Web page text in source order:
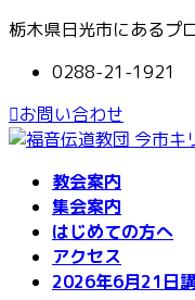
コ
ン
ツ
ナ
ー
シ
栃木県日光市にあるプ
0288-21-1921
お問い合わせ
教会案内
集会案内
はじめての方へ
アクセス
2026年6月21日